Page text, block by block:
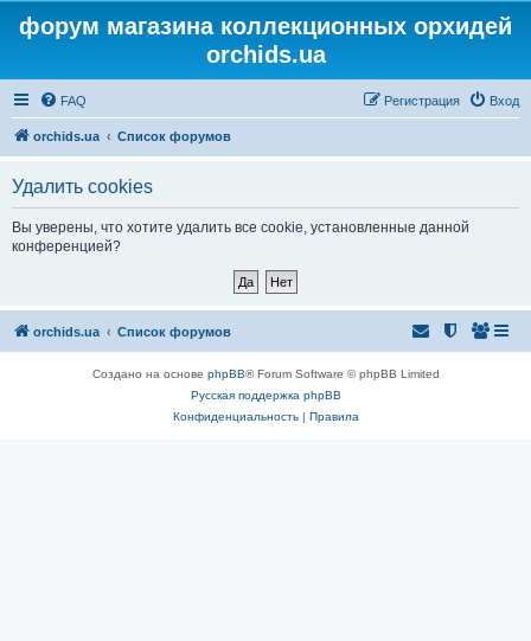
форум магазина коллекционных орхидей
orchids.ua
FAQ Вход
Регистрация
orchids.ua Список форумов
Удалить cookies
Вы уверены, что хотите удалить все cookie, установленные данной
конференцией?
orchids.ua Список форумов
Создано на основе phpBB® Forum Software © phpBB Limited
Русская поддержка phpBB
Конфиденциальность| Правила